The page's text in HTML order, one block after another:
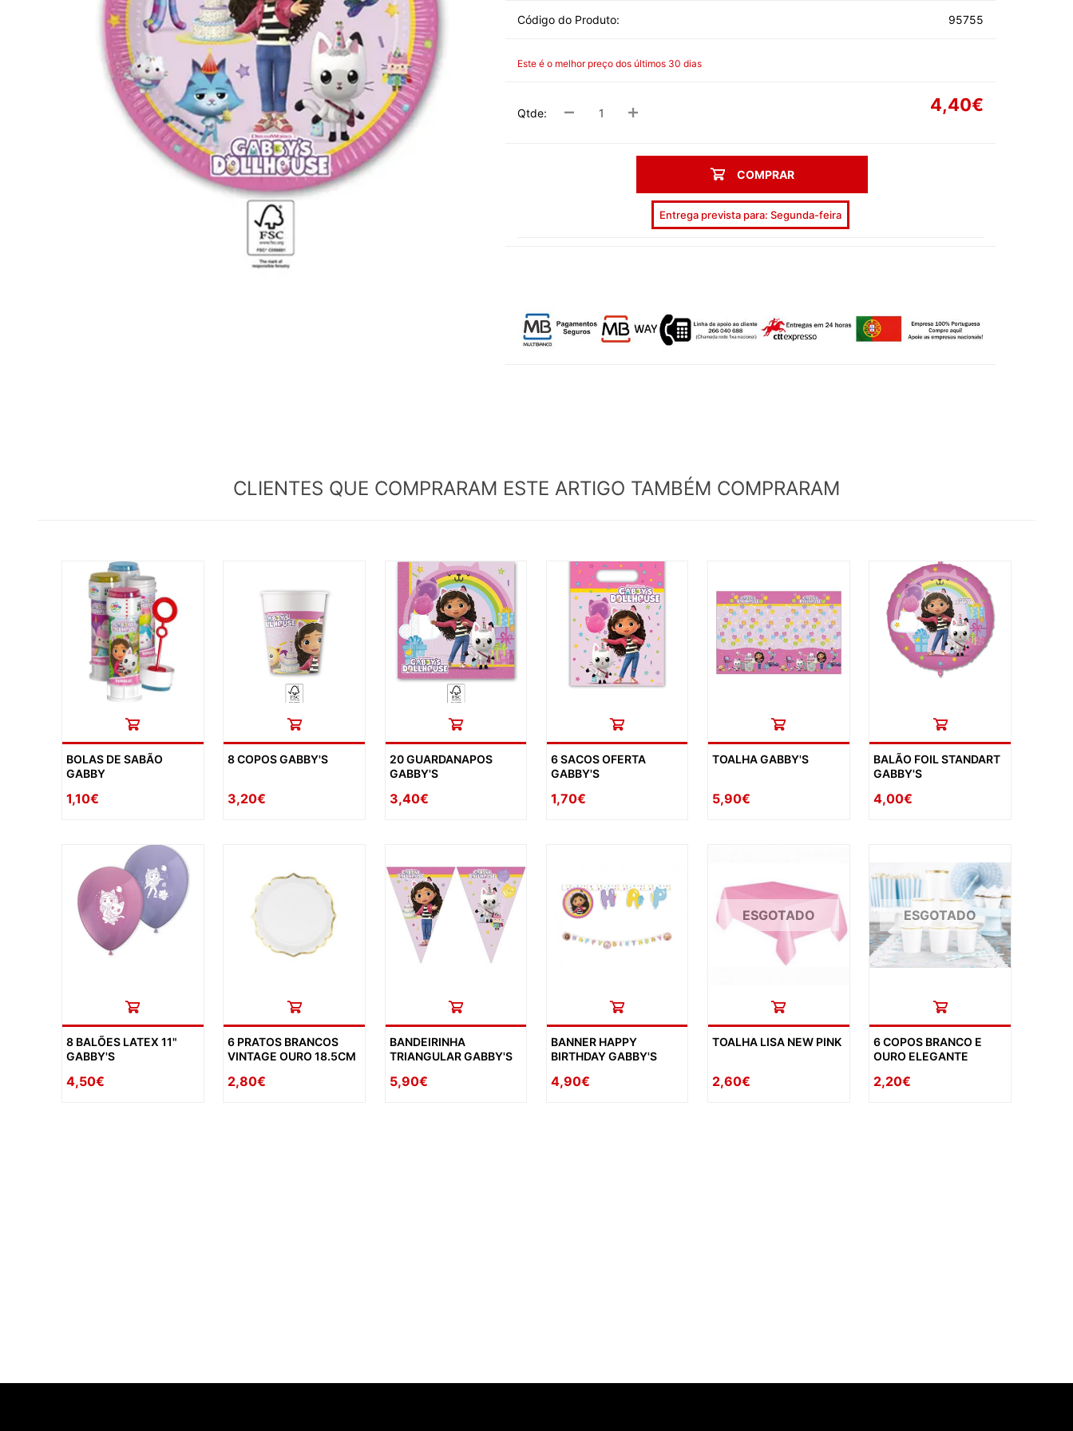
HALLOWEEN
CARNAVAL
DIA NAMORADOS
DIA DOS AVÓS
Código do Produto: 95755
Este é o melhor preço dos últimos 30 dias
4,40€
Qtde:
COMPRAR
Entrega prevista para: Segunda-feira
CLIENTES QUE COMPRARAM ESTE ARTIGO TAMBÉM COMPRARAM
BOLAS DE SABÃO
GABBY
1,10€
8 COPOS GABBY'S
3,20€
20 GUARDANAPOS
GABBY'S
3,40€
6 SACOS OFERTA
GABBY'S
1,70€
TOALHA GABBY'S
5,90€
BALÃO FOIL STANDART
GABBY'S
4,00€
8 BALÕES LATEX 11"
GABBY'S
4,50€
6 PRATOS BRANCOS
VINTAGE OURO 18.5CM
2,80€
BANDEIRINHA
TRIANGULAR GABBY'S
5,90€
BANNER HAPPY
BIRTHDAY GABBY'S
4,90€
ESGOTADO
TOALHA LISA NEW PINK
2,60€
ESGOTADO
6 COPOS BRANCO E
OURO ELEGANTE
2,20€